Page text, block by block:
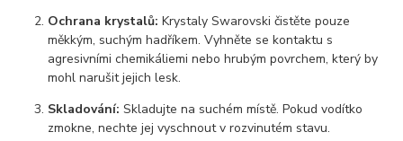
Ochrana krystalů: Krystaly Swarovski čistěte pouze
měkkým, suchým hadříkem. Vyhněte se kontaktu s
agresivními chemikáliemi nebo hrubým povrchem, který by
mohl narušit jejich lesk.
Skladování: Skladujte na suchém místě. Pokud vodítko
zmokne, nechte jej vyschnout v rozvinutém stavu.